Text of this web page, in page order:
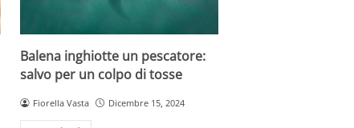
Balena inghiotte un pescatore:
salvo per un colpo di tosse
Fiorella Vasta Dicembre 15, 2024